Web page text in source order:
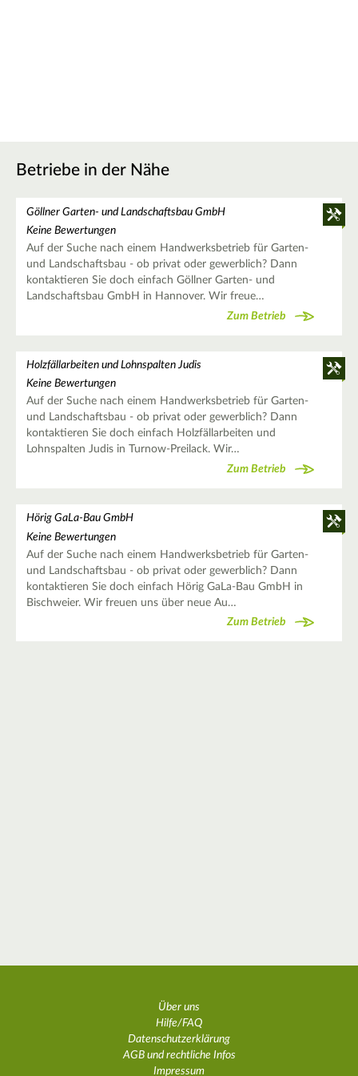
Betriebe in der Nähe
Göllner Garten- und Landschaftsbau GmbH
Keine Bewertungen
Auf der Suche nach einem Handwerksbetrieb für Garten-
und Landschaftsbau - ob privat oder gewerblich? Dann
kontaktieren Sie doch einfach Göllner Garten- und
Landschaftsbau GmbH in Hannover. Wir freue…
Zum Betrieb
Holzfällarbeiten und Lohnspalten Judis
Keine Bewertungen
Auf der Suche nach einem Handwerksbetrieb für Garten-
und Landschaftsbau - ob privat oder gewerblich? Dann
kontaktieren Sie doch einfach Holzfällarbeiten und
Lohnspalten Judis in Turnow-Preilack. Wir…
Zum Betrieb
Hörig GaLa-Bau GmbH
Keine Bewertungen
Auf der Suche nach einem Handwerksbetrieb für Garten-
und Landschaftsbau - ob privat oder gewerblich? Dann
kontaktieren Sie doch einfach Hörig GaLa-Bau GmbH in
Bischweier. Wir freuen uns über neue Au…
Zum Betrieb
Über uns
Hilfe/FAQ
Datenschutzerklärung
AGB und rechtliche Infos
Impressum